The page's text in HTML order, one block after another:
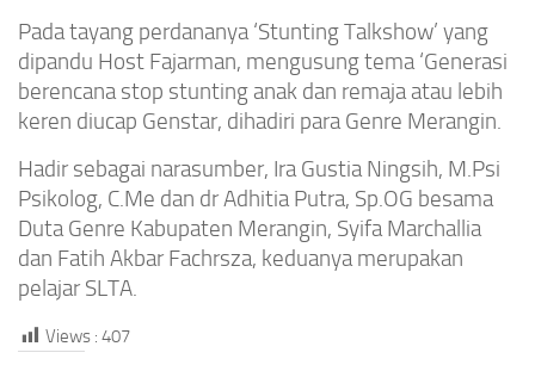
Pada tayang perdananya ‘Stunting Talkshow’ yang
dipandu Host Fajarman, mengusung tema ‘Generasi
berencana stop stunting anak dan remaja atau lebih
keren diucap Genstar, dihadiri para Genre Merangin.
Hadir sebagai narasumber, Ira Gustia Ningsih, M.Psi
Psikolog, C.Me dan dr Adhitia Putra, Sp.OG besama
Duta Genre Kabupaten Merangin, Syifa Marchallia
dan Fatih Akbar Fachrsza, keduanya merupakan
pelajar SLTA.
Views : 407